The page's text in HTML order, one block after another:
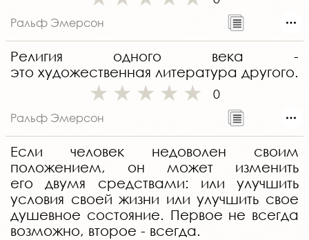
Ральф Эмерсон
Религия одного века -
это художественная литература другого.
0
Ральф Эмерсон
Если человек недоволен своим
положением, он может изменить
его двумя средствами: или улучшить
условия своей жизни или улучшить свое
душевное состояние. Первое не всегда
возможно, второе - всегда.